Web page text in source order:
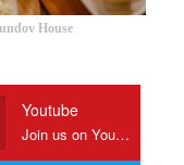
House
Youtube
Join us on Youtube